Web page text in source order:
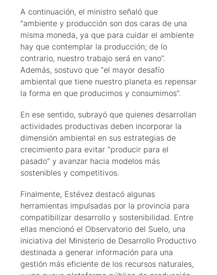
A continuación, el ministro señaló que
“ambiente y producción son dos caras de una
misma moneda, ya que para cuidar el ambiente
hay que contemplar la producción; de lo
contrario, nuestro trabajo será en vano”.
Además, sostuvo que “el mayor desafío
ambiental que tiene nuestro planeta es repensar
la forma en que producimos y consumimos”.
En ese sentido, subrayó que quienes desarrollan
actividades productivas deben incorporar la
dimensión ambiental en sus estrategias de
crecimiento para evitar “producir para el
pasado” y avanzar hacia modelos más
sostenibles y competitivos.
Finalmente, Estévez destacó algunas
herramientas impulsadas por la provincia para
compatibilizar desarrollo y sostenibilidad. Entre
ellas mencionó el Observatorio del Suelo, una
iniciativa del Ministerio de Desarrollo Productivo
destinada a generar información para una
gestión más eficiente de los recursos naturales,